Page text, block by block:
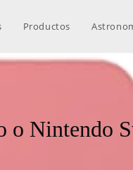
Productos
o Nintendo